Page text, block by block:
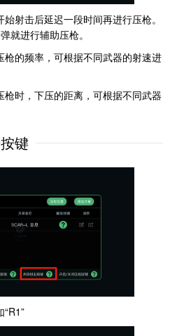
射击后延迟一段时间再进行压枪。
就进行辅助压枪。
的频率，可根据不同武器的射速进
时，下压的距离，可根据不同武器
键